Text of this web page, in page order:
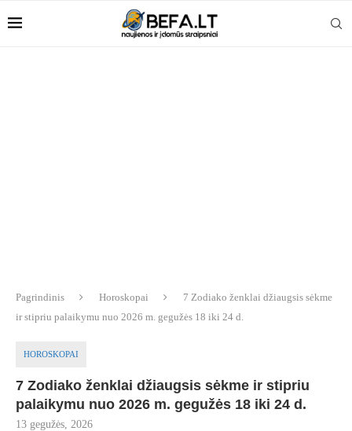
Pagrindinis Horoskopai
7 Zodiako ženklai džiaugsis sėkme
ir stipriu palaikymu nuo 2026 m. gegužės 18 iki 24 d.
HOROSKOPAI
7 Zodiako ženklai džiaugsis sėkme ir stipriu
palaikymu nuo 2026 m. gegužės 18 iki 24 d.
13 gegužės, 2026